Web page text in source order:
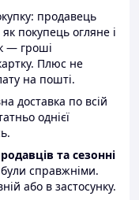
продавець
покупець огляне і
— гроші
Плюс не
на пошті.
доставка по всій
однієї
та сезонні
справжніми.
або в застосунку.